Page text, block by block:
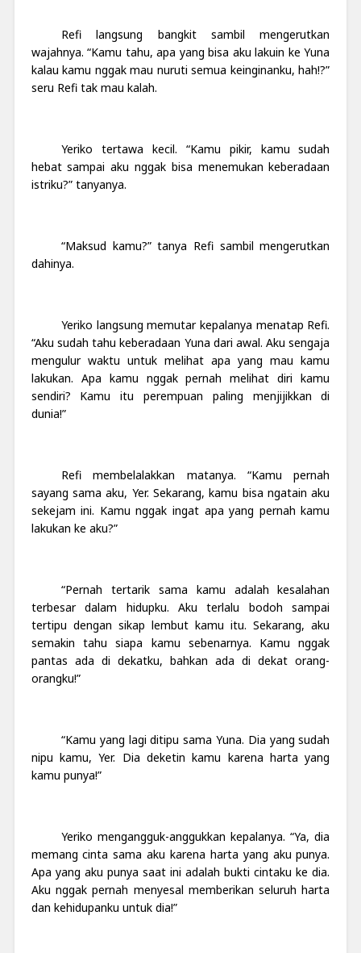
Refi langsung bangkit sambil mengerutkan
wajahnya. “Kamu tahu, apa yang bisa aku lakuin ke Yuna
kalau kamu nggak mau nuruti semua keinginanku, hah!?”
seru Refi tak mau kalah.
Yeriko tertawa kecil. “Kamu pikir, kamu sudah
hebat sampai aku nggak bisa menemukan keberadaan
istriku?” tanyanya.
“Maksud kamu?” tanya Refi sambil mengerutkan
dahinya.
Yeriko langsung memutar kepalanya menatap Refi.
“Aku sudah tahu keberadaan Yuna dari awal. Aku sengaja
mengulur waktu untuk melihat apa yang mau kamu
lakukan. Apa kamu nggak pernah melihat diri kamu
sendiri? Kamu itu perempuan paling menjijikkan di
dunia!”
Refi membelalakkan matanya. “Kamu pernah
sayang sama aku, Yer. Sekarang, kamu bisa ngatain aku
sekejam ini. Kamu nggak ingat apa yang pernah kamu
lakukan ke aku?”
“Pernah tertarik sama kamu adalah kesalahan
terbesar dalam hidupku. Aku terlalu bodoh sampai
tertipu dengan sikap lembut kamu itu. Sekarang, aku
semakin tahu siapa kamu sebenarnya. Kamu nggak
pantas ada di dekatku, bahkan ada di dekat orang-
orangku!”
“Kamu yang lagi ditipu sama Yuna. Dia yang sudah
nipu kamu, Yer. Dia deketin kamu karena harta yang
kamu punya!”
Yeriko mengangguk-anggukkan kepalanya. “Ya, dia
memang cinta sama aku karena harta yang aku punya.
Apa yang aku punya saat ini adalah bukti cintaku ke dia.
Aku nggak pernah menyesal memberikan seluruh harta
dan kehidupanku untuk dia!”